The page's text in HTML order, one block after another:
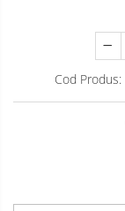
Cod Produs: